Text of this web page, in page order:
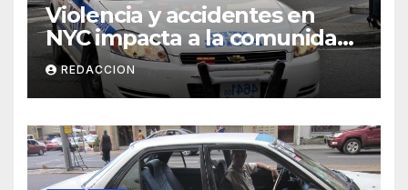
Violencia y accidentes en
NYC impacta a la comunidad
dominicana
REDACCION